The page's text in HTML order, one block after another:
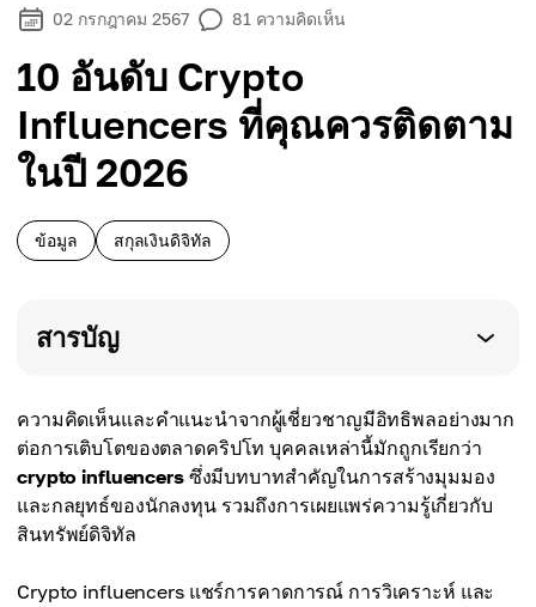
02 กรกฎาคม 2567 81 ความคิดเห็น
10 อันดับ Crypto
Influencers ที่คุณควรติดตาม
ในปี 2026
ข้อมูล สกุลเงินดิจิทัล
สารบัญ
ความคิดเห็นและคำแนะนำจากผู้เชี่ยวชาญมีอิทธิพลอย่างมาก
ต่อการเติบโตของตลาดคริปโท บุคคลเหล่านี้มักถูกเรียกว่า
crypto influencersซึ่งมีบทบาทสำคัญในการสร้างมุมมอง
และกลยุทธ์ของนักลงทุน รวมถึงการเผยแพร่ความรู้เกี่ยวกับ
สินทรัพย์ดิจิทัล
Crypto influencers แชร์การคาดการณ์ การวิเคราะห์ และ